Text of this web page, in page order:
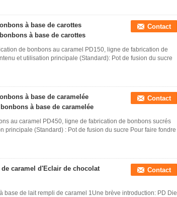
à base de carottes
à base de carottes
Contact
de bonbons au caramel PD150, ligne de fabrication de
et utilisation principale (Standard): Pot de fusion du sucre
à base de caramelée
à base de caramelée
Contact
au caramel PD450, ligne de fabrication de bonbons sucrés
principale (Standard) : Pot de fusion du sucre Pour faire fondre
caramel d'Eclair de chocolat
Contact
base de lait rempli de caramel 1Une brève introduction: PD Die